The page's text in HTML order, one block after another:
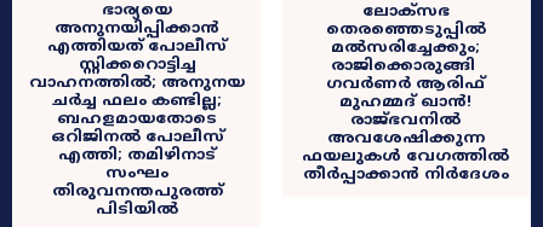
ഭാര്യയെ
അനുനയിപ്പിക്കാൻ
എത്തിയത് പോലീസ്
സ്റ്റിക്കറൊട്ടിച്ച
വാഹനത്തിൽ; അനുനയ
ചർച്ച ഫലം കണ്ടില്ല;
ബഹളമായതോടെ
ഒറിജിനൽ പോലീസ്
എത്തി; തമിഴിനാട്
സംഘം
തിരുവനന്തപുരത്ത്
പിടിയിൽ
ലോക്സഭ
തെരഞ്ഞെടുപ്പിൽ
മൽസരിച്ചേക്കും;
രാജിക്കൊരുങ്ങി ​
ഗവർണർ ആരിഫ്
മുഹമ്മദ് ഖാൻ!
രാജ്ഭവനിൽ
അവശേഷിക്കുന്ന
ഫയലുകൾ വേഗത്തിൽ
തീർപ്പാക്കാൻ നിർദേശം